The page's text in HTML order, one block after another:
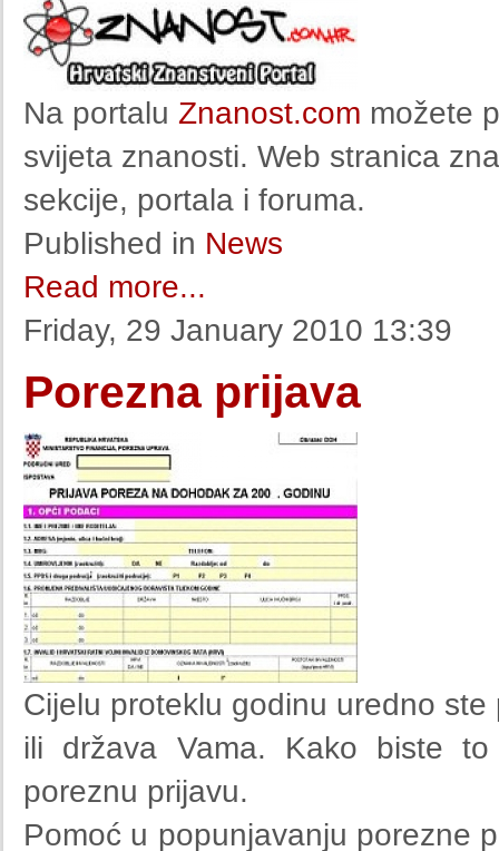
Na portalu Znanost.com možete
svijeta znanosti. Web stranica
sekcije, portala i foruma.
Published in News
Read more...
Friday, 29 January 2010 13:39
Porezna prijava
Cijelu proteklu godinu uredno
ili država Vama. Kako biste
poreznu prijavu.
Pomoć u popunjavanju porezne